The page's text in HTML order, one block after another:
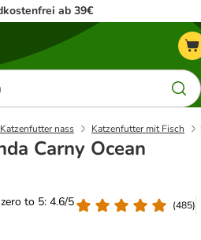
ab 39€
Katzenfutter nass Katzenfutter mit Fisch
Carny Ocean
to 5: 4.6/5
(485)